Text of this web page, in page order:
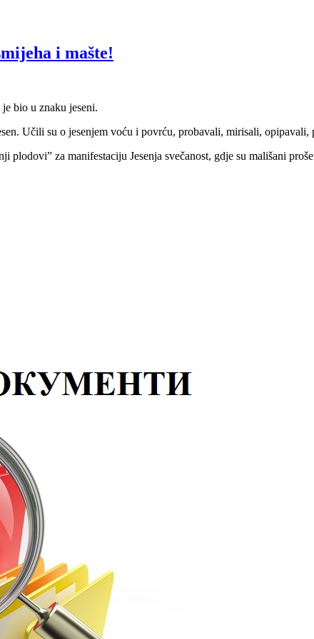
i mašte!
bio u znaku jeseni.
Učili su o jesenjem voću i povrću, probavali, mirisali, opipavali,
plodovi” za manifestaciju Jesenja svečanost, gdje su mališani